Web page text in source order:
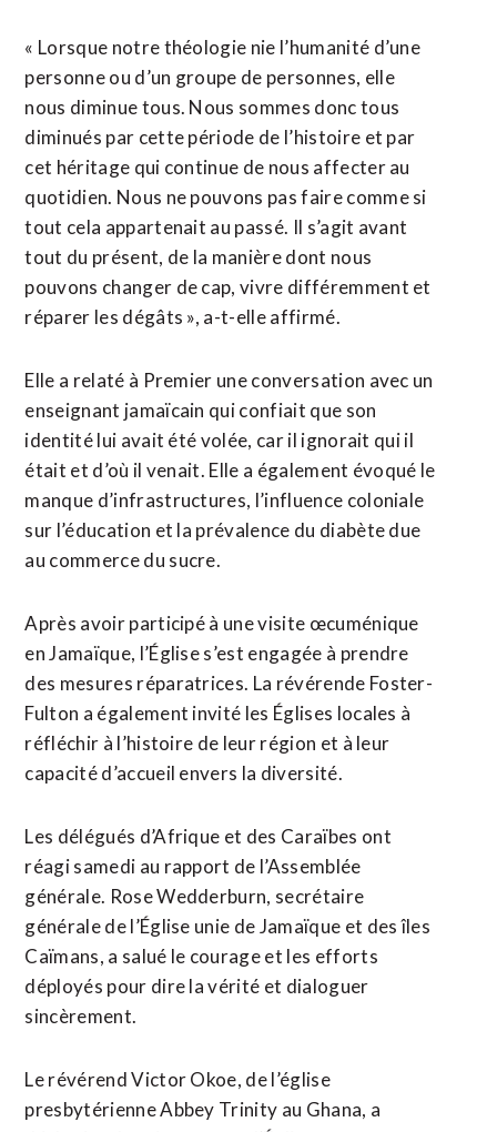
« Lorsque notre théologie nie l’humanité d’une
personne ou d’un groupe de personnes, elle
nous diminue tous. Nous sommes donc tous
diminués par cette période de l’histoire et par
cet héritage qui continue de nous affecter au
quotidien. Nous ne pouvons pas faire comme si
tout cela appartenait au passé. Il s’agit avant
tout du présent, de la manière dont nous
pouvons changer de cap, vivre différemment et
réparer les dégâts », a-t-elle affirmé.
Elle a relaté à Premier une conversation avec un
enseignant jamaïcain qui confiait que son
identité lui avait été volée, car il ignorait qui il
était et d’où il venait. Elle a également évoqué le
manque d’infrastructures, l’influence coloniale
sur l’éducation et la prévalence du diabète due
au commerce du sucre.
Après avoir participé à une visite œcuménique
en Jamaïque, l’Église s’est engagée à prendre
des mesures réparatrices. La révérende Foster-
Fulton a également invité les Églises locales à
réfléchir à l’histoire de leur région et à leur
capacité d’accueil envers la diversité.
Les délégués d’Afrique et des Caraïbes ont
réagi samedi au rapport de l’Assemblée
générale. Rose Wedderburn, secrétaire
générale de l’Église unie de Jamaïque et des îles
Caïmans, a salué le courage et les efforts
déployés pour dire la vérité et dialoguer
sincèrement.
Le révérend Victor Okoe, de l’église
presbytérienne Abbey Trinity au Ghana, a